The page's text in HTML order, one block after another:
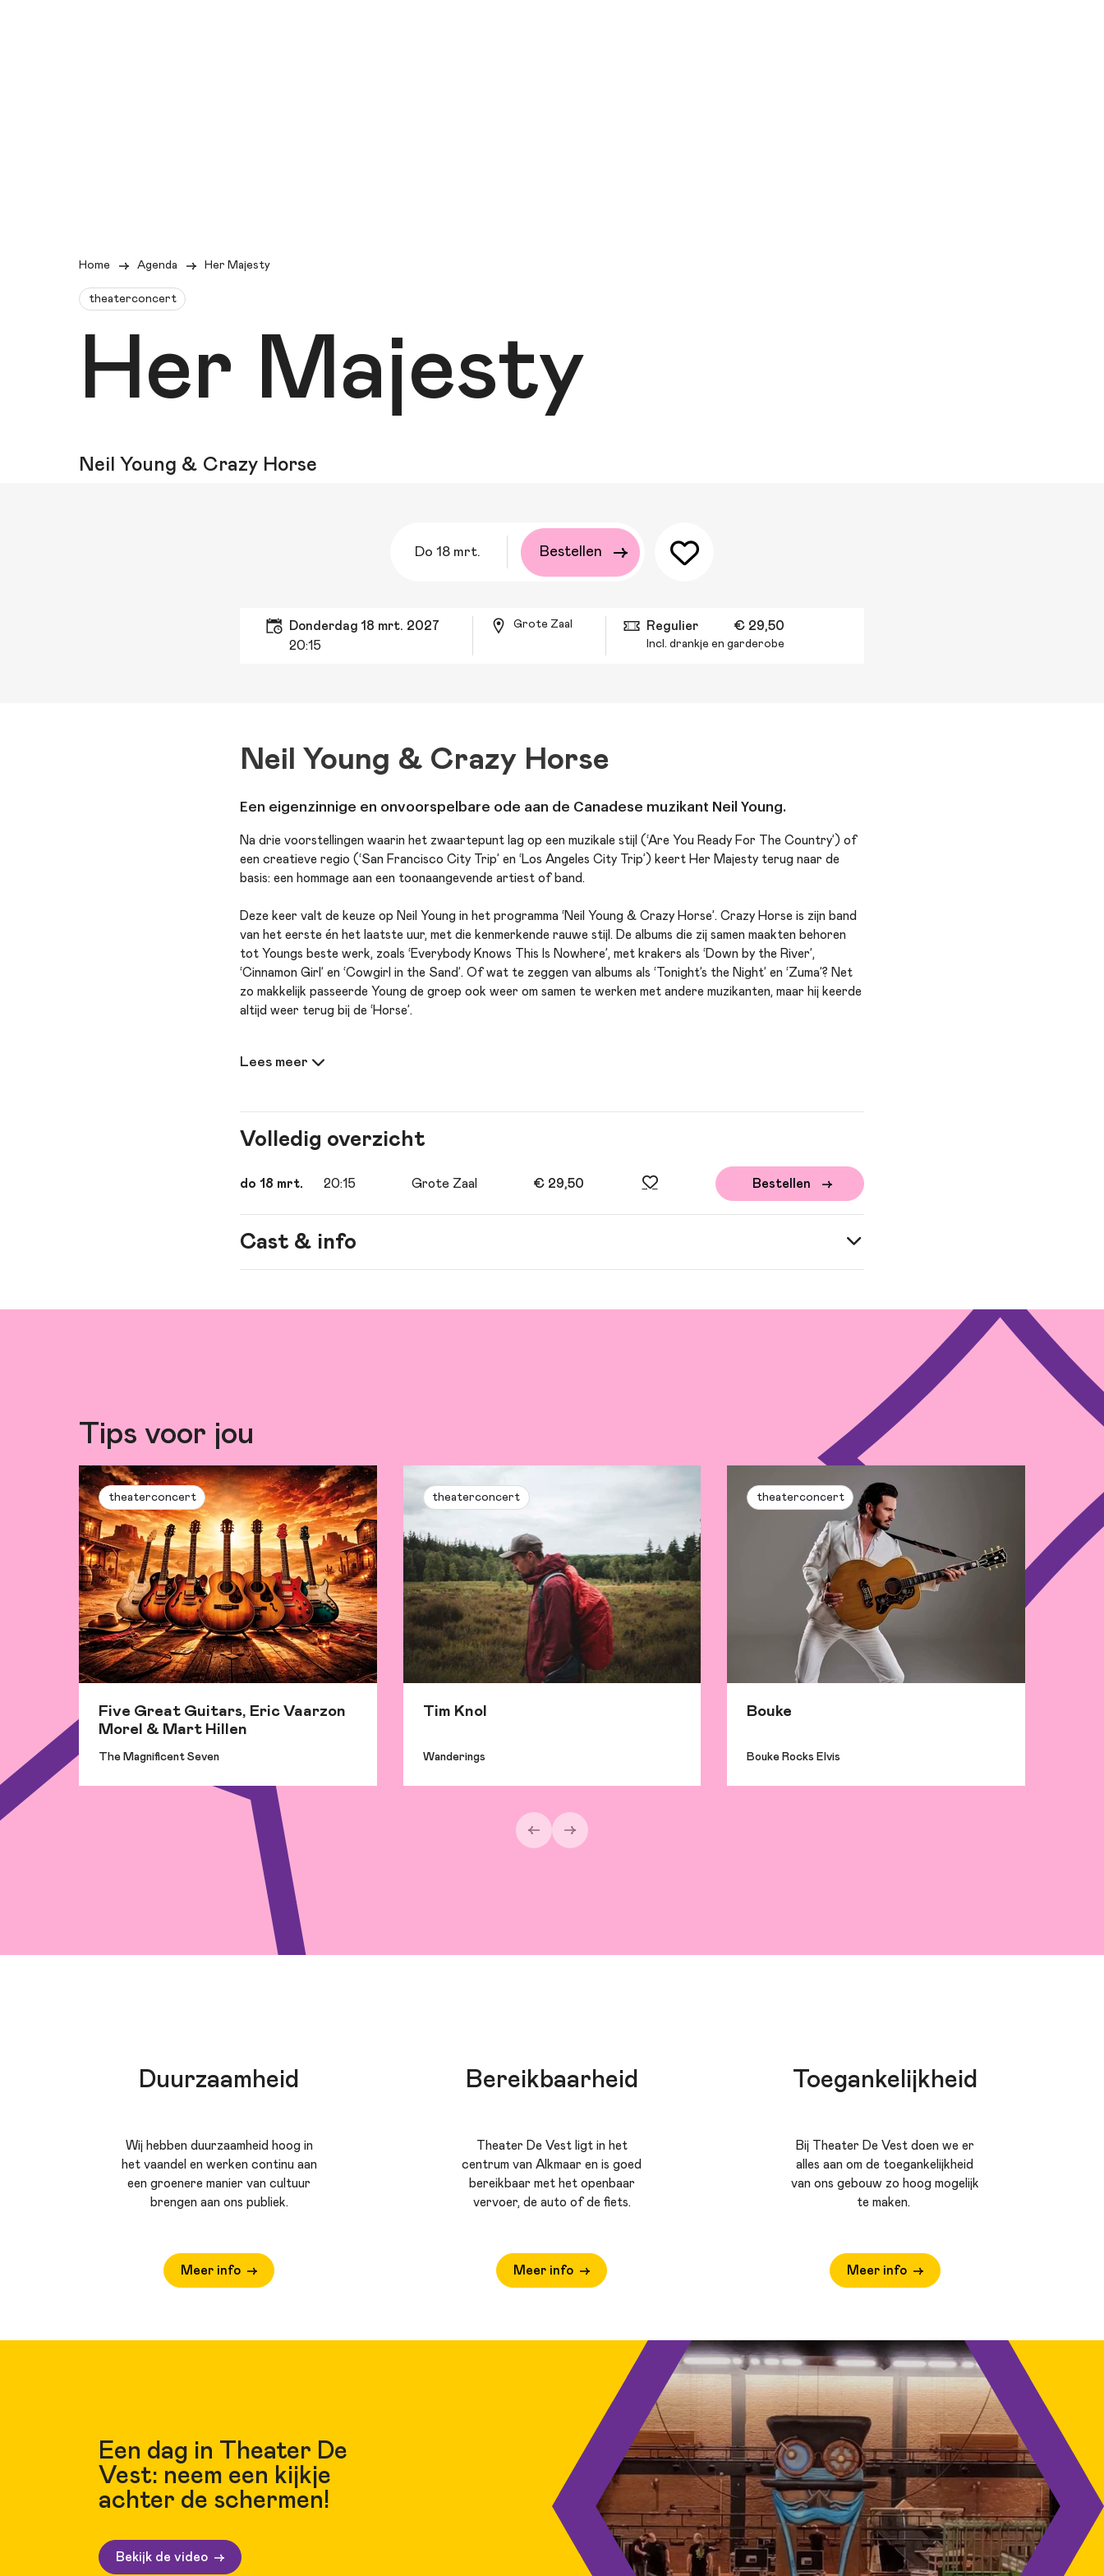
Home Agenda Her Majesty
theaterconcert
Her Majesty
Neil Young & Crazy Horse
do 18 mrt. Bestellen
donderdag 18 mrt. 2027
20:15
Grote Zaal Regulier € 29,50
Incl. drankje en garderobe
Neil Young & Crazy Horse
Een eigenzinnige en onvoorspelbare ode aan de Canadese muzikant Neil Young.
Na drie voorstellingen waarin het zwaartepunt lag op een muzikale stijl (‘Are You Ready For The Country’) of
een creatieve regio (‘San Francisco City Trip’ en ‘Los Angeles City Trip’) keert Her Majesty terug naar de
basis: een hommage aan een toonaangevende artiest of band.
Deze keer valt de keuze op Neil Young in het programma ‘Neil Young & Crazy Horse’. Crazy Horse is zijn band
van het eerste én het laatste uur, met die kenmerkende rauwe stijl. De albums die zij samen maakten behoren
tot Youngs beste werk, zoals ‘Everybody Knows This Is Nowhere’, met krakers als ‘Down by the River’,
‘Cinnamon Girl’ en ‘Cowgirl in the Sand’. Of wat te zeggen van albums als ‘Tonight’s the Night’ en ‘Zuma’? Net
zo makkelijk passeerde Young de groep ook weer om samen te werken met andere muzikanten, maar hij keerde
altijd weer terug bij de ‘Horse’.
afgeweken van het gebaande pad. Eigenzinnig, onvoorspelbaar en weerbarstig als de meester zelf, tijdens een
Volledig overzicht
do 18 mrt. 20:15 Grote Zaal € 29,50 Bestellen
Cast & info
Tips voor jou
theaterconcert
Five Great Guitars, Eric Vaarzon
Morel & Mart Hillen
The Magnificent Seven
theaterconcert
Tim Knol
Wanderings
theaterconcert
Bouke
Bouke Rocks Elvis
Duurzaamheid
Wij hebben duurzaamheid hoog in
het vaandel en werken continu aan
een groenere manier van cultuur
brengen aan ons publiek.
Meer info
Bereikbaarheid
Theater De Vest ligt in het
centrum van Alkmaar en is goed
bereikbaar met het openbaar
vervoer, de auto of de fiets.
Meer info
Toegankelijkheid
Bij Theater De Vest doen we er
alles aan om de toegankelijkheid
van ons gebouw zo hoog mogelijk
te maken.
Meer info
Een dag in Theater De
Vest: neem een kijkje
achter de schermen!
Bekijk de video